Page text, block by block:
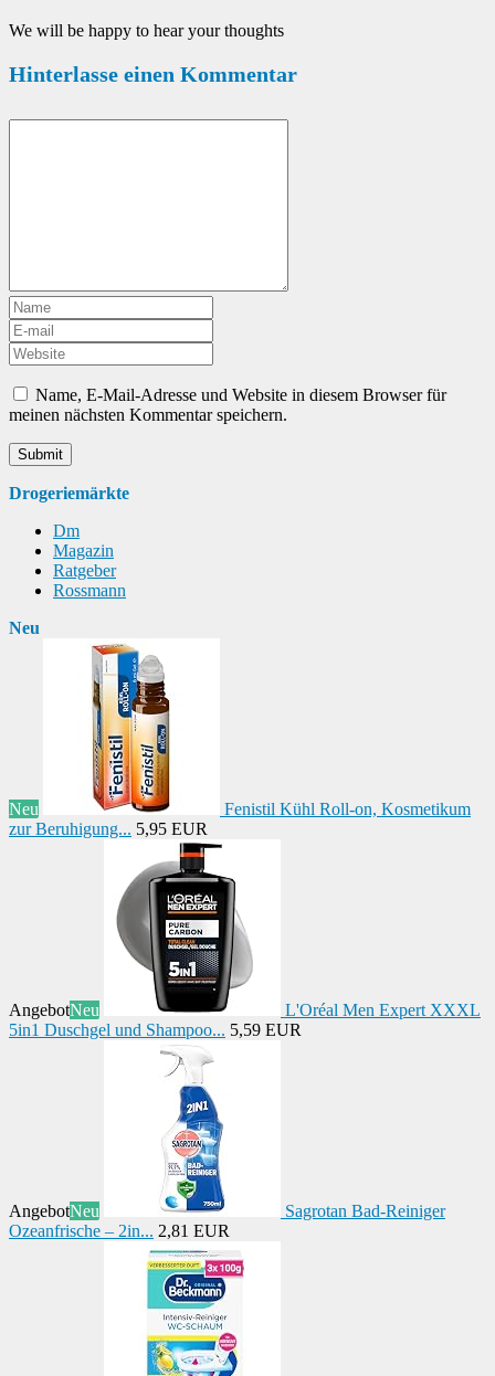
We will be happy to hear your thoughts
Hinterlasse einen Kommentar
Name, E-Mail-Adresse und Website in diesem Browser für
meinen nächsten Kommentar speichern.
Drogeriemärkte
Dm
Magazin
Ratgeber
Rossmann
Neu
Neu
Fenistil Kühl Roll-on, Kosmetikum
zur Beruhigung... 5,95 EUR
AngebotNeu
L'Oréal Men Expert XXXL
5in1 Duschgel und Shampoo... 5,59 EUR
AngebotNeu
Sagrotan Bad-Reiniger
Ozeanfrische – 2in... 2,81 EUR